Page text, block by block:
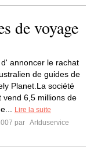
de voyage
annoncer le rachat
de guides de
Planet.La société
vend 6,5 millions de
Lire la suite
par Artduservice